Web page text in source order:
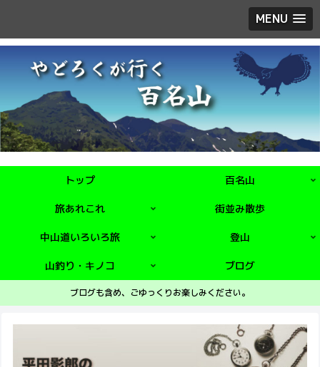
MENU
トップ 百名山
旅あれこれ 街並み散歩
中山道いろいろ旅 登山
山釣り・キノコ ブログ
ブログも含め、ごゆっくりお楽しみください。